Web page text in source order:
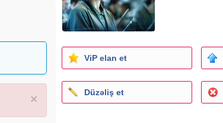
×
ViP elan et
Düzəliş et